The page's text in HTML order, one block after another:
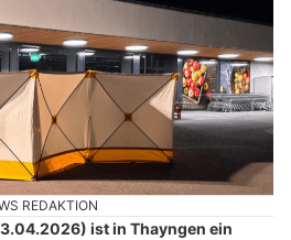
REDAKTION
ist in Thayngen ein